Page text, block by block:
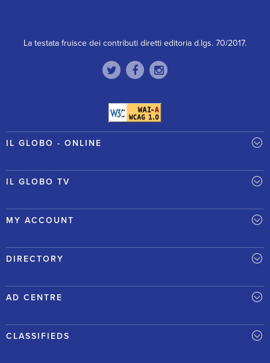
La testata fruisce dei contributi diretti editoria d.lgs. 70/2017.
IL GLOBO - ONLINE
IL GLOBO TV
MY ACCOUNT
DIRECTORY
AD CENTRE
CLASSIFIEDS